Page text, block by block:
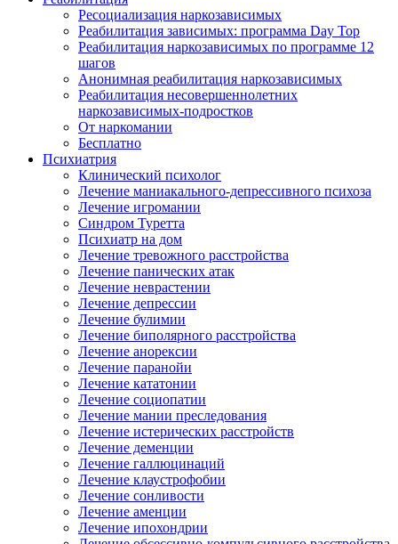
Ресоциализация наркозависимых
Реабилитация зависимых: программа Day Top
Реабилитация наркозависимых по программе 12
шагов
Анонимная реабилитация наркозависимых
Реабилитация несовершеннолетних
наркозависимых-подростков
От наркомании
Бесплатно
Психиатрия
Клинический психолог
Лечение маниакального-депрессивного психоза
Лечение игромании
Синдром Туретта
Психиатр на дом
Лечение тревожного расстройства
Лечение панических атак
Лечение неврастении
Лечение депрессии
Лечение булимии
Лечение биполярного расстройства
Лечение анорексии
Лечение паранойи
Лечение кататонии
Лечение социопатии
Лечение мании преследования
Лечение истерических расстройств
Лечение деменции
Лечение галлюцинаций
Лечение клаустрофобии
Лечение сонливости
Лечение аменции
Лечение ипохондрии